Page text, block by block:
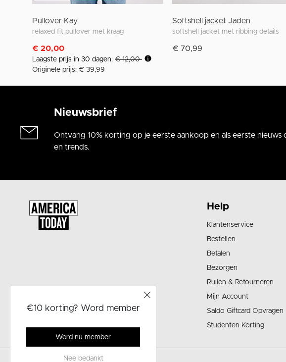
Pullover Kay
relaxed fit pullover met kraag
€ 20,00
Laagste prijs in 30 dagen: € 12,00
Originele prijs: € 39,99
Softshell jacket Jaden
softshell jacket met ribbing details
€ 70,99
Nieuwsbrief
Ontvang 10% korting op je eerste aankoop en als eerste nieuws
en trends.
Help
Klantenservice
Bestellen
Betalen
Bezorgen
Ruilen & Retourneren
Mijn Account
Saldo Giftcard Opvragen
Studenten Korting
€10 korting? Word member
Word nu member
Nee bedankt